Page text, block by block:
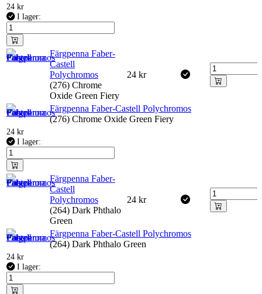
24 kr
I lager:
Färgpenna Faber-
Castell
Polychromos
(276) Chrome
Oxide Green Fiery
24 kr
Färgpenna Faber-Castell Polychromos
(276) Chrome Oxide Green Fiery
24 kr
I lager:
Färgpenna Faber-
Castell
Polychromos
(264) Dark Phthalo
Green
24 kr
Färgpenna Faber-Castell Polychromos
(264) Dark Phthalo Green
24 kr
I lager: